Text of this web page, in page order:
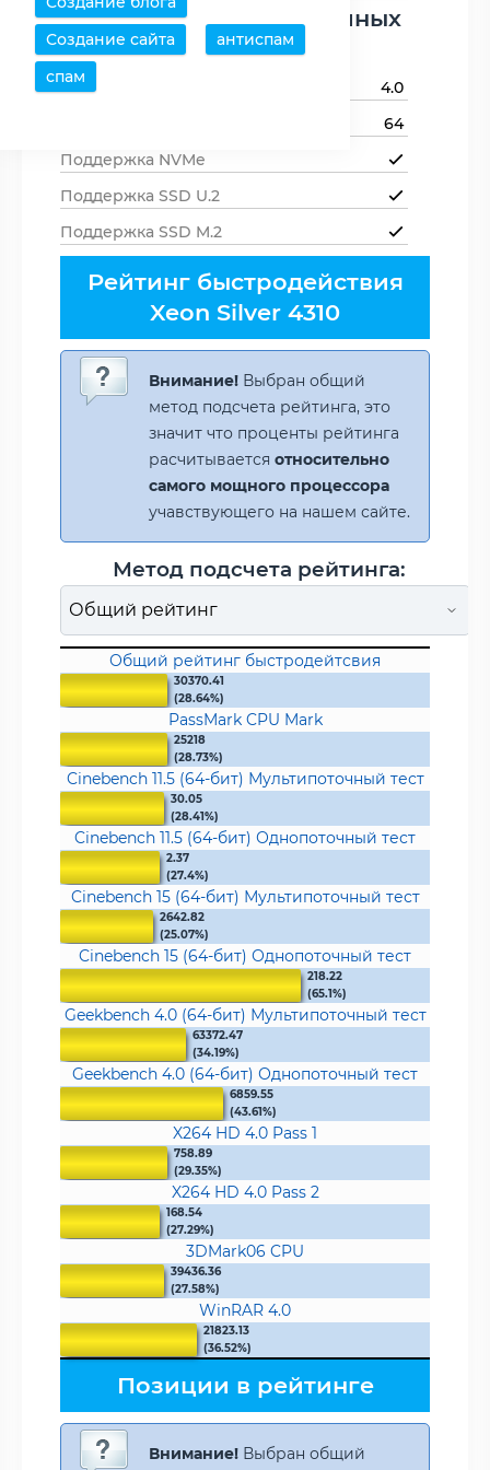
Создание сайта
антиспам
спам
Поддержка периферийных
устройств
Версия PCI Express
4.0
64
Поддержка NVMe
Поддержка SSD U.2
Поддержка SSD M.2
Рейтинг быстродействия
Xeon Silver 4310
Внимание! Выбран общий
метод подсчета рейтинга, это
значит что проценты рейтинга
расчитывается относительно
самого мощного процессора
учавствующего на нашем сайте.
Метод подсчета рейтинга:
Общий рейтинг быстродейтсвия
30370.41
(28.64%)
PassMark CPU Mark
25218
(28.73%)
Cinebench 11.5 (64-бит) Мультипоточный тест
30.05
(28.41%)
Cinebench 11.5 (64-бит) Однопоточный тест
2.37
(27.4%)
Cinebench 15 (64-бит) Мультипоточный тест
2642.82
(25.07%)
Cinebench 15 (64-бит) Однопоточный тест
218.22
(65.1%)
Geekbench 4.0 (64-бит) Мультипоточный тест
63372.47
(34.19%)
Geekbench 4.0 (64-бит) Однопоточный тест
6859.55
(43.61%)
X264 HD 4.0 Pass 1
758.89
(29.35%)
X264 HD 4.0 Pass 2
168.54
(27.29%)
3DMark06 CPU
39436.36
(27.58%)
WinRAR 4.0
21823.13
(36.52%)
Позиции в рейтинге
Внимание! Выбран общий